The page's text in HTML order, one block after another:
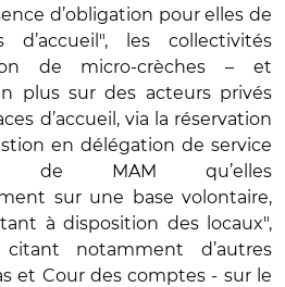
d’obligation pour elles de
les collectivités
de micro-crèches – et
plus sur des acteurs privés
d’accueil, via la réservation
en délégation de service
MAM qu’elles
sur une base volontaire,
à disposition des locaux",
notamment d’autres
et Cour des comptes - sur le